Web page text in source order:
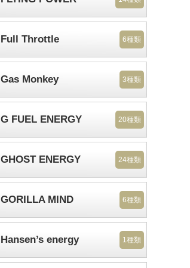
Full Throttle 6種類
Gas Monkey 3種類
G FUEL ENERGY 20種類
GHOST ENERGY 24種類
GORILLA MIND 6種類
Hansen’s energy 1種類